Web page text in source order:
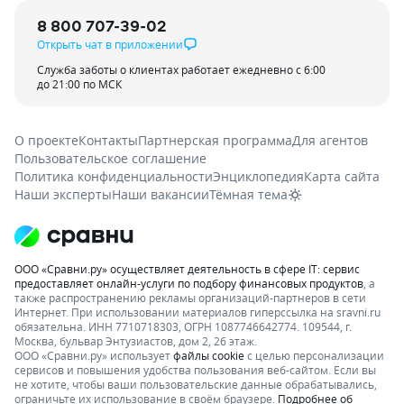
8 800 707-39-02
Открыть чат в приложении
Служба заботы о клиентах работает ежедневно с 6:00
до 21:00 по МСК
О проектеКонтактыПартнерская программаДля агентов
Пользовательское соглашение
Политика конфиденциальностиЭнциклопедияКарта сайта
Наши экспертыНаши вакансииТёмная тема
ООО «Сравни.ру» осуществляет деятельность в сфере IT: сервис
предоставляет онлайн-услуги по подбору финансовых продуктов , а
также распространению рекламы организаций-партнеров в сети
Интернет. При использовании материалов гиперссылка на sravni.ru
обязательна. ИНН 7710718303, ОГРН 1087746642774. 109544, г.
Москва, бульвар Энтузиастов, дом 2, 26 этаж.
ООО «Сравни.ру» используетфайлы cookieс целью персонализации
сервисов и повышения удобства пользования веб-сайтом. Если вы
не хотите, чтобы ваши пользовательские данные обрабатывались,
ограничьте их использование в своём браузере. Подробнее об